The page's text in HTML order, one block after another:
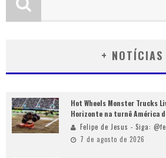
+ NOTÍCIAS
Hot Wheels Monster Trucks
Horizonte na turnê América
Felipe de Jesus - Siga:
7 de agosto de 2026